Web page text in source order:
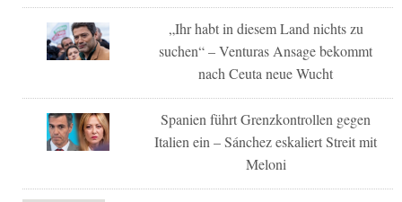
„Ihr habt in diesem Land nichts zu
suchen“ – Venturas Ansage bekommt
nach Ceuta neue Wucht
Spanien führt Grenzkontrollen gegen
Italien ein – Sánchez eskaliert Streit mit
Meloni